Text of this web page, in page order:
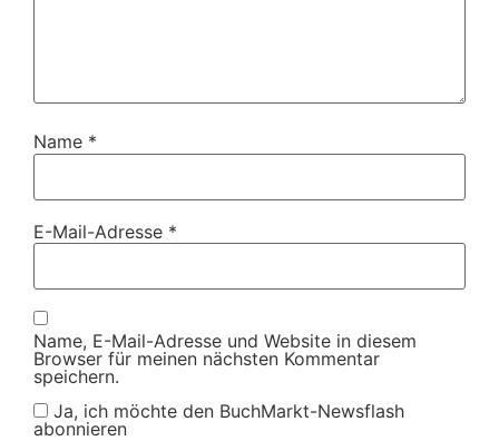
Name *
E-Mail-Adresse *
Name, E-Mail-Adresse und Website in diesem
Browser für meinen nächsten Kommentar
speichern.
Ja, ich möchte den BuchMarkt-Newsflash
abonnieren